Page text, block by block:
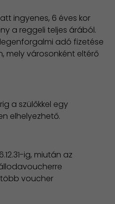
ingyenes, 6 éves kor
a reggeli teljes árából.
adó fizetése
mely városonként eltérő
a szülőkkel egy
elhelyezhető.
ig, miután az
voucher